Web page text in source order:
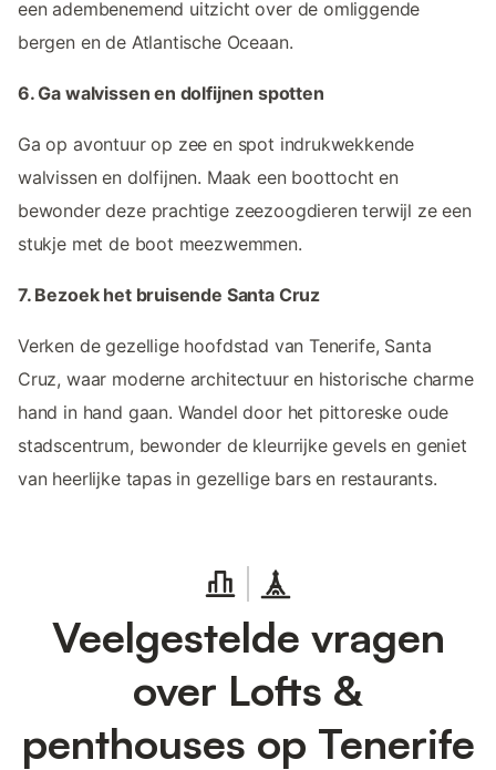
een adembenemend uitzicht over de omliggende
bergen en de Atlantische Oceaan.
6. Ga walvissen en dolfijnen spotten
Ga op avontuur op zee en spot indrukwekkende
walvissen en dolfijnen. Maak een boottocht en
bewonder deze prachtige zeezoogdieren terwijl ze een
stukje met de boot meezwemmen.
7. Bezoek het bruisende Santa Cruz
Verken de gezellige hoofdstad van Tenerife, Santa
Cruz, waar moderne architectuur en historische charme
hand in hand gaan. Wandel door het pittoreske oude
stadscentrum, bewonder de kleurrijke gevels en geniet
van heerlijke tapas in gezellige bars en restaurants.
Veelgestelde vragen
over Lofts &
penthouses op Tenerife